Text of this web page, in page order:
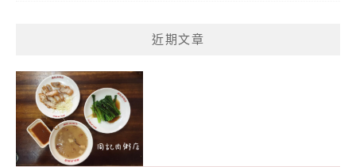
近期文章